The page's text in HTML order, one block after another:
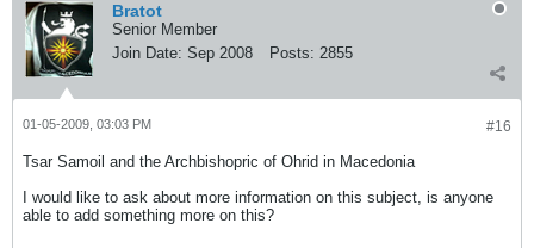
Bratot
Senior Member
Join Date: Sep 2008 Posts: 2855
#16
01-05-2009, 03:03 PM
Tsar Samoil and the Archbishopric of Ohrid in Macedonia
I would like to ask about more information on this subject, is anyone
able to add something more on this?